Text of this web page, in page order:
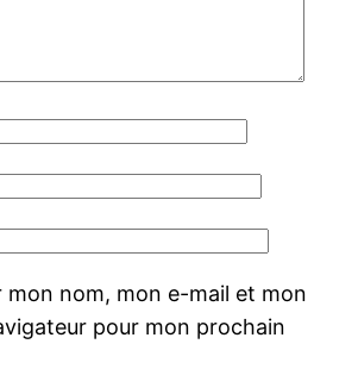
mon nom, mon e-mail et mon
pour mon prochain